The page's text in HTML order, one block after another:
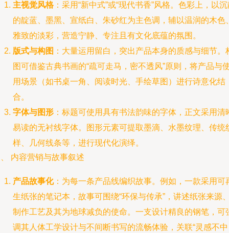
主视觉风格：采用“新中式”或“现代书香”风格。色彩上，以
的靛蓝、墨黑、宣纸白、朱砂红为主色调，辅以温润的木色
雅致的淡彩，营造宁静、专注且有文化底蕴的氛围。
版式与构图 ：大量运用留白，突出产品本身的质感与细节。
图可借鉴古典书画的“疏可走马，密不透风”原则，将产品与
用场景（如书桌一角、阅读时光、手绘草图）进行诗意化结
合。
字体与图形 ：标题可使用具有书法韵味的字体，正文采用清
易读的无衬线字体。图形元素可提取墨滴、水墨纹理、传统
样、几何线条等，进行现代化演绎。
内容营销与故事叙述
产品故事化：为每一条产品线编织故事。例如，一款采用可
生纸张的笔记本，故事可围绕“环保与传承”，讲述纸张来源
制作工艺及其为地球减负的使命。一支设计精良的钢笔，可
调其人体工学设计与不间断书写的流畅体验，关联“灵感不中